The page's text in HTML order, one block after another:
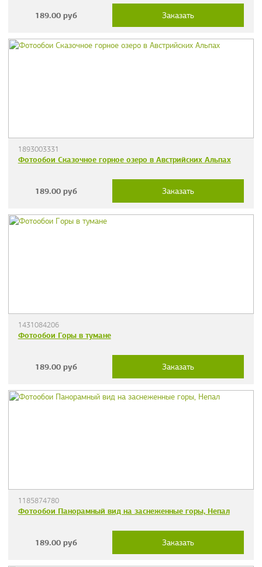
189.00 руб Заказать
1893003331
Фотообои Сказочное горное озеро в Австрийских Альпах
189.00 руб Заказать
1431084206
Фотообои Горы в тумане
189.00 руб Заказать
1185874780
Фотообои Панорамный вид на заснеженные горы, Непал
189.00 руб Заказать